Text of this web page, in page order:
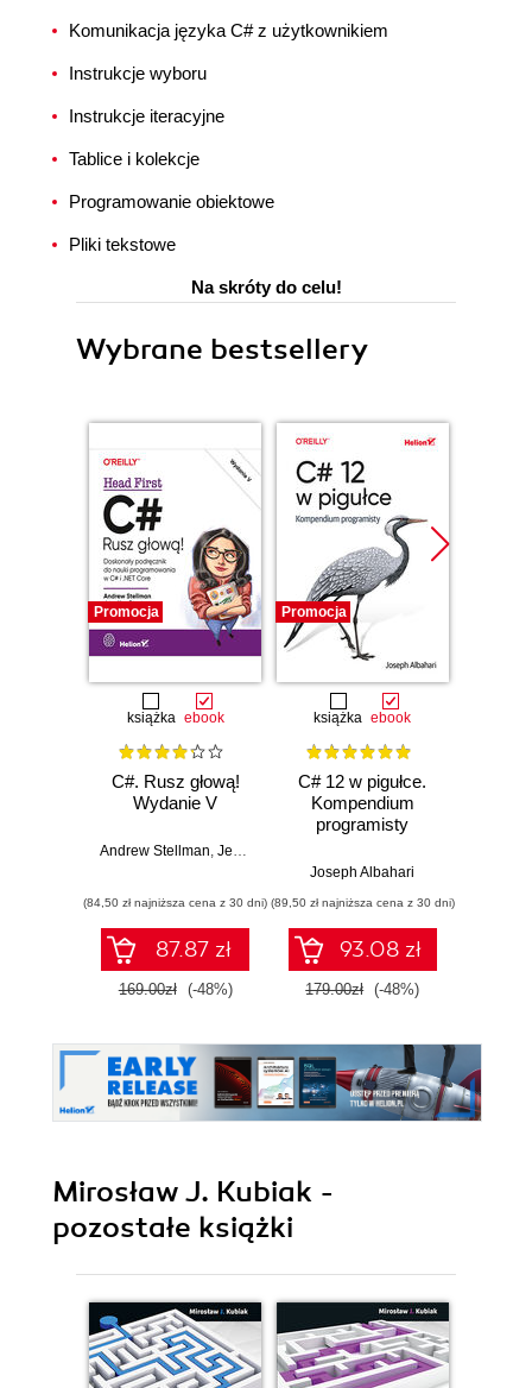
Komunikacja języka C# z użytkownikiem
Instrukcje wyboru
Instrukcje iteracyjne
Tablice i kolekcje
Programowanie obiektowe
Pliki tekstowe
Na skróty do celu!
Wybrane bestsellery
Promocja
książka ebook
C#. Rusz głową!
Wydanie V
Andrew Stellman Jennifer Greene
(84,50 zł najniższa cena z 30 dni)
87.87 zł
169.00zł (-48%)
Promocja
książka ebook
C# 12 w pigułce.
Kompendium
programisty
Joseph Albahari
(89,50 zł najniższa cena z 30 dni)
93.08 zł
179.00zł (-48%)
Mirosław J. Kubiak -
pozostałe książki